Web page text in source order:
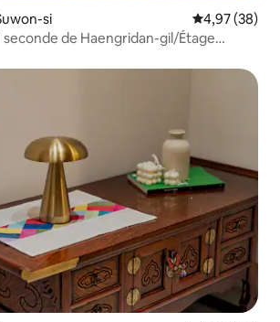
si Évaluation
4,97 (38)
seconde de Haengridan-gil/Étage
Hébergement chaleureux et